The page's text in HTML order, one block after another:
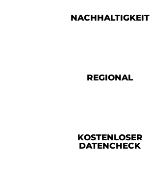
NACHHALTIGKEIT
REGIONAL
KOSTENLOSER
DATENCHECK